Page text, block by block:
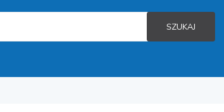
SZUKAJ